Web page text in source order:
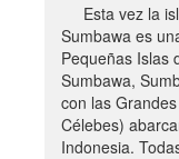
Esta vez la
Sumbawa es
Pequeñas Islas
Sumbawa,
con las
Célebes)
Indonesia.